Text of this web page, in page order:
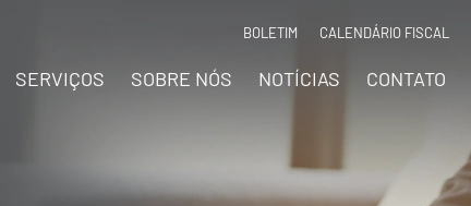
BOLETIM CALENDÁRIO FISCAL
SERVIÇOS SOBRE NÓS NOTÍCIAS CONTATO